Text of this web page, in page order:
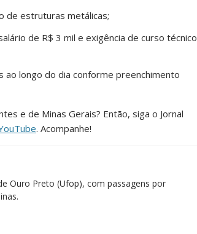
de estruturas metálicas;
de R$ 3 mil e exigência de curso técnico
longo do dia conforme preenchimento
e de Minas Gerais? Então, siga o Jornal
. Acompanhe!
Ouro Preto (Ufop), com passagens por